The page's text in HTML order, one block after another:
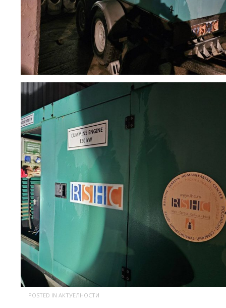
POSTED INАКТУЕЛНОСТИ